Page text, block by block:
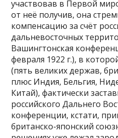
участвовав в Первой
от неё получив, она
компенсацию за счёт
дальневосточных
Вашингтонская
февраля 1922 г.), в
(пять великих держав,
плюс Индия, Бельгия,
Китай), фактически
российского Дальнего
конференции, кстати,
британско-японский